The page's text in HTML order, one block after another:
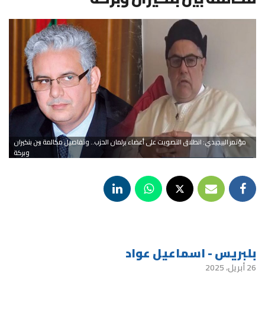
مؤتمر البيجيدي: انطلاق التصويت على أعضاء برلمان الحزب.. وتفاصيل مكالمة بين بنكيران
وبركة
بلبريس - اسماعيل عواد
26 أبريل، 2025